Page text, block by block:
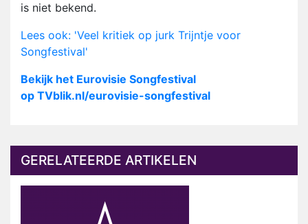
is niet bekend.
Lees ook: 'Veel kritiek op jurk Trijntje voor
Songfestival'
Bekijk het Eurovisie Songfestival
op TVblik.nl/eurovisie-songfestival
GERELATEERDE ARTIKELEN